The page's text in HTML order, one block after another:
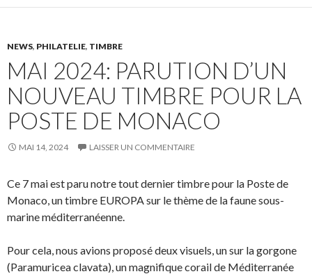
NEWS, PHILATELIE, TIMBRE
MAI 2024: PARUTION D’UN
NOUVEAU TIMBRE POUR LA
POSTE DE MONACO
MAI 14, 2024 LAISSER UN COMMENTAIRE
Ce 7 mai est paru notre tout dernier timbre pour la Poste de
Monaco, un timbre EUROPA sur le thème de la faune sous-
marine méditerranéenne.
Pour cela, nous avions proposé deux visuels, un sur la gorgone
(Paramuricea clavata), un magnifique corail de Méditerranée